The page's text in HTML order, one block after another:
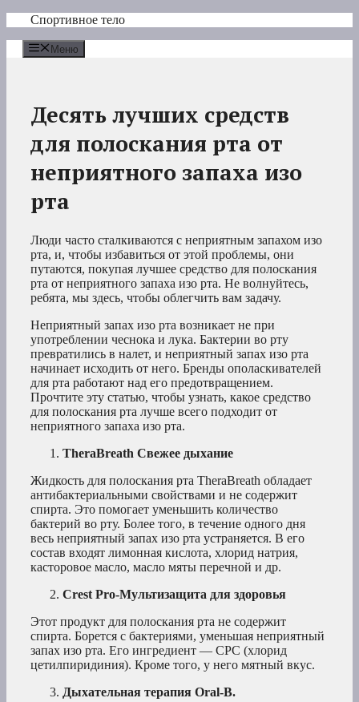
Перейти
содержимому
Спортивное тело
Меню
Десять лучших средств
для полоскания рта от
неприятного запаха изо
рта
Люди часто сталкиваются с неприятным запахом изо
рта, и, чтобы избавиться от этой проблемы, они
путаются, покупая лучшее средство для полоскания
рта от неприятного запаха изо рта. Не волнуйтесь,
ребята, мы здесь, чтобы облегчить вам задачу.
Неприятный запах изо рта возникает не при
употреблении чеснока и лука. Бактерии во рту
превратились в налет, и неприятный запах изо рта
начинает исходить от него. Бренды ополаскивателей
для рта работают над его предотвращением.
Прочтите эту статью, чтобы узнать, какое средство
для полоскания рта лучше всего подходит от
неприятного запаха изо рта.
TheraBreath Свежее дыхание
Жидкость для полоскания рта TheraBreath обладает
антибактериальными свойствами и не содержит
спирта. Это помогает уменьшить количество
бактерий во рту. Более того, в течение одного дня
весь неприятный запах изо рта устраняется. В его
состав входят лимонная кислота, хлорид натрия,
касторовое масло, масло мяты перечной и др.
Crest Pro-Мультизащита для здоровья
Этот продукт для полоскания рта не содержит
спирта. Борется с бактериями, уменьшая неприятный
запах изо рта. Его ингредиент — CPC (хлорид
цетилпиридиния). Кроме того, у него мятный вкус.
Дыхательная терапия Oral-B.